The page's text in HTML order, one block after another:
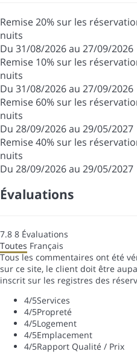
Remise 20% sur les
nuits
Du 31/08/2026 au 27/09/2026
Remise 10% sur les
nuits
Du 31/08/2026 au 27/09/2026
Remise 60% sur les
nuits
Du 28/09/2026 au 29/05/2027
Remise 40% sur les
nuits
Du 28/09/2026 au 29/05/2027
Évaluations
7.8 8 Évaluations
Toutes Français
Tous les commentaires ont été
sur ce site, le client doit être
inscrit sur les registres des
4/5Services
4/5Propreté
4/5Logement
4/5Emplacement
4/5Rapport Qualité / Prix